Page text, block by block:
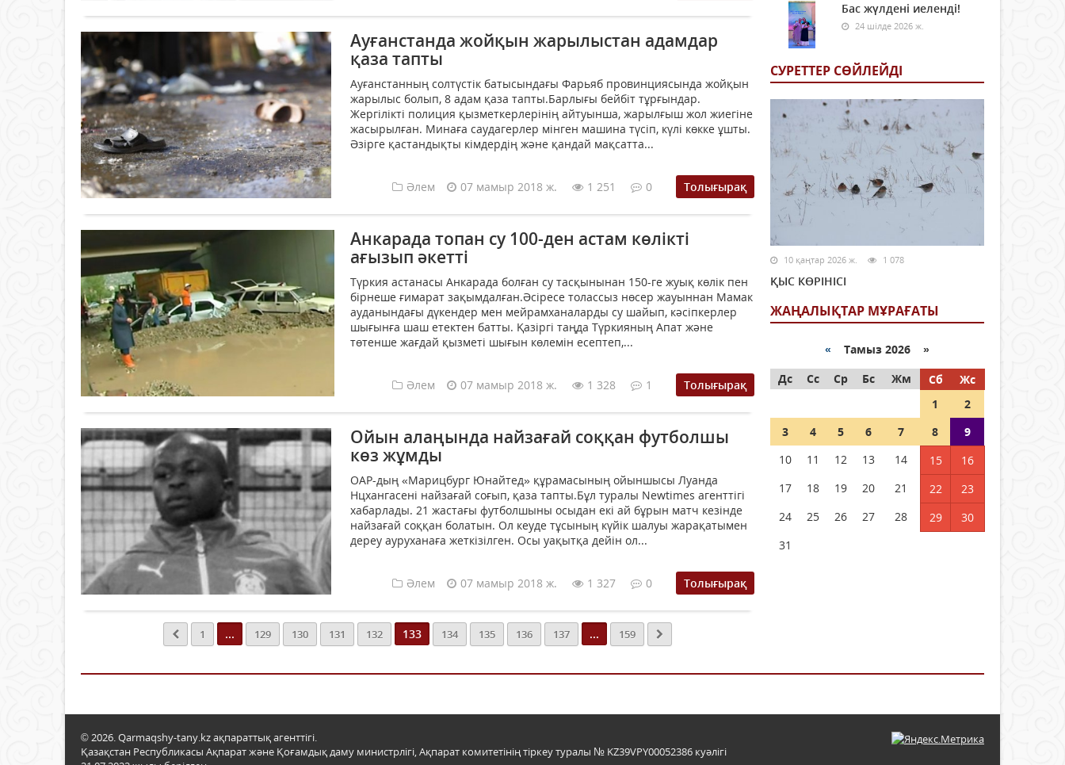
Ауғанстанда жойқын жарылыстан адамдар
қаза тапты
Ауғанстанның солтүстік батысындағы Фарьяб провинциясында жойқын
жарылыс болып, 8 адам қаза тапты.Барлығы бейбіт тұрғындар.
Жергілікті полиция қызметкерлерінің айтуынша, жарылғыш жол жиегіне
жасырылған. Минаға саудагерлер мінген машина түсіп, күлі көкке ұшты.
Әзірге қастандықты кімдердің және қандай мақсатта...
Әлем 07 мамыр 2018 ж. 1 251 0 Толығырақ
Анкарада топан су 100-ден астам көлікті
ағызып әкетті
Түркия астанасы Анкарада болған су тасқынынан 150-ге жуық көлік пен
бірнеше ғимарат зақымдалған.Әсіресе толассыз нөсер жауыннан Мамак
ауданындағы дүкендер мен мейрамханаларды су шайып, кәсіпкерлер
шығынға шаш етектен батты. Қазіргі таңда Түркияның Апат және
төтенше жағдай қызметі шығын көлемін есептеп,...
Әлем 07 мамыр 2018 ж. 1 328 1 Толығырақ
Ойын алаңында найзағай соққан футболшы
көз жұмды
ОАР-дың «Марицбург Юнайтед» құрамасының ойыншысы Луанда
Нцхангасені найзағай соғып, қаза тапты.Бұл туралы Newtimes агенттігі
хабарлады. 21 жастағы футболшыны осыдан екі ай бұрын матч кезінде
найзағай соққан болатын. Ол кеуде тұсының күйік шалуы жарақатымен
дереу ауруханаға жеткізілген. Осы уақытқа дейін ол...
Әлем 07 мамыр 2018 ж. 1 327 0 Толығырақ
1 ... 129 130 131 132 133 134 135 136 137 ... 159
Бас жүлдені иеленді!
24 шілде 2026 ж.
СУРЕТТЕР СӨЙЛЕЙДI
10 қаңтар 2026 ж. 1 078
ҚЫС КӨРІНІСІ
ЖАҢАЛЫҚТАР МҰРАҒАТЫ
« Тамыз 2026 »
Дс
Сс Ср Бс Жм Сб
Жс
1
2
3
4 5 6 7 8
9
10
11 12 13 14 15
16
17
18 19 20 21 22
23
24
25 26 27 28 29
30
31
© 2026. Qarmaqshy-tany.kz ақпараттық агенттігі.
Қазақстан Республикасы Ақпарат және Қоғамдық даму министрлігі, Ақпарат комитетінің тіркеу туралы № KZ39VPY00052386 куәлігі